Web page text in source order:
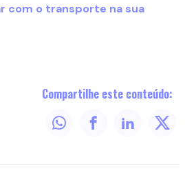
com o transporte na sua
Compartilhe este conteúdo: